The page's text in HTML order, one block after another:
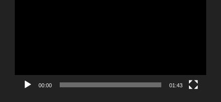
00:00 01:43